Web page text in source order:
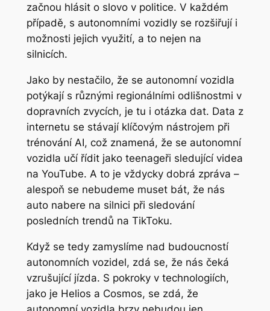
začnou hlásit o slovo v politice. V každém
případě, s autonomními vozidly se rozšiřují i
možnosti jejich využití, a to nejen na
silnicích.
Jako by nestačilo, že se autonomní vozidla
potýkají s různými regionálními odlišnostmi v
dopravních zvycích, je tu i otázka dat. Data z
internetu se stávají klíčovým nástrojem při
trénování AI, což znamená, že se autonomní
vozidla učí řídit jako teenageři sledující videa
na YouTube. A to je vždycky dobrá zpráva –
alespoň se nebudeme muset bát, že nás
auto nabere na silnici při sledování
posledních trendů na TikToku.
Když se tedy zamyslíme nad budoucností
autonomních vozidel, zdá se, že nás čeká
vzrušující jízda. S pokroky v technologiích,
jako je Helios a Cosmos, se zdá, že